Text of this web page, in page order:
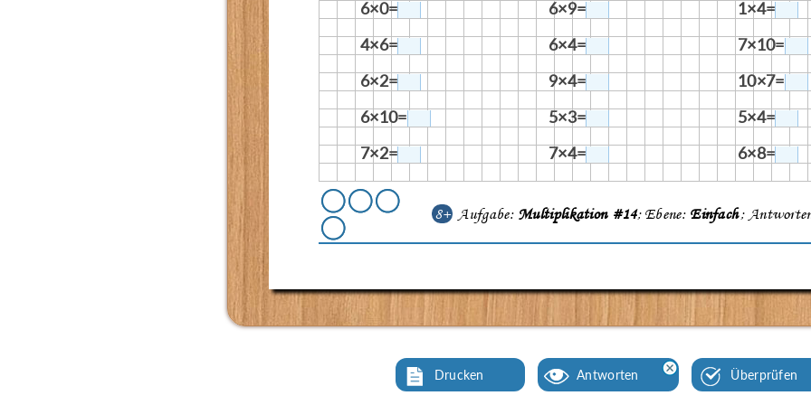
6×0= 6×9=
1×4=
4×6=
6×4=
7×10=
6×2=
9×4=
10×7=
6×10=
5×3=
5×4=
7×2=
7×4= 6×8=
8+ Aufgabe: Multiplikation #14; Ebene: Einfach;
Drucken Аntworten Überprüfen